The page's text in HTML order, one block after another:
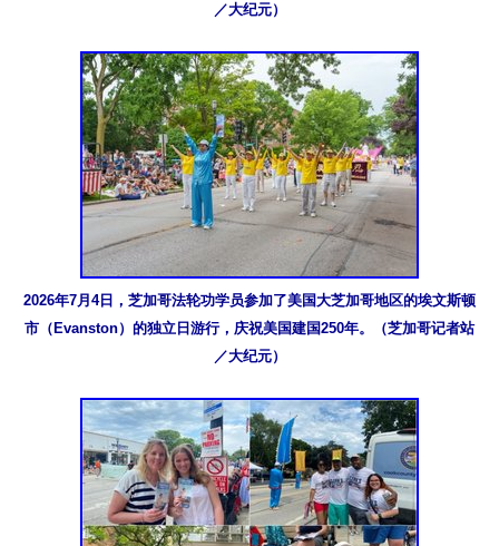
／大纪元）
2026年7月4日，芝加哥法轮功学员参加了美国大芝加哥地区的埃文斯顿
市（Evanston）的独立日游行，庆祝美国建国250年。（芝加哥记者站
／大纪元）